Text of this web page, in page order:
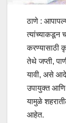
ठाणे :
त्यांच्याकडून
करण्यासाठी
तेथे जप्ती,
यावी, असे
उपायुक्त
यामुळे
आहेत.